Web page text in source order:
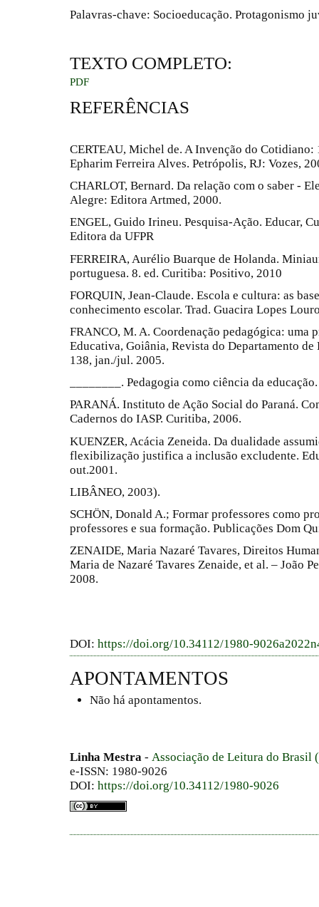
Palavras-chave: Socioeducação. Protagonismo
TEXTO COMPLETO:
PDF
REFERÊNCIAS
CERTEAU, Michel de. A Invenção do Cotidiano:
Epharim Ferreira Alves. Petrópolis, RJ: Vozes,
CHARLOT, Bernard. Da relação com o saber -
Alegre: Editora Artmed, 2000.
ENGEL, Guido Irineu. Pesquisa-Ação. Educar,
Editora da UFPR
FERREIRA, Aurélio Buarque de Holanda.
portuguesa. 8. ed. Curitiba: Positivo, 2010
FORQUIN, Jean-Claude. Escola e cultura: as
conhecimento escolar. Trad. Guacira Lopes
FRANCO, M. A. Coordenação pedagógica: uma
Educativa, Goiânia, Revista do Departamento de
138, jan./jul. 2005.
________. Pedagogia como ciência da
PARANÁ. Instituto de Ação Social do Paraná.
Cadernos do IASP. Curitiba, 2006.
KUENZER, Acácia Zeneida. Da dualidade
flexibilização justifica a inclusão excludente.
out.2001.
LIBÂNEO, 2003).
SCHÖN, Donald A.; Formar professores como
professores e sua formação. Publicações Dom
ZENAIDE, Maria Nazaré Tavares, Direitos
Maria de Nazaré Tavares Zenaide, et al. – João
2008.
DOI: https://doi.org/10.34112/1980-
APONTAMENTOS
Não há apontamentos.
Linha Mestra - Associação de Leitura do Brasil
e-ISSN: 1980-9026
DOI: https://doi.org/10.34112/1980-9026